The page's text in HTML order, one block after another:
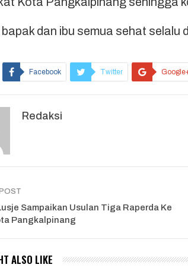
bapak dan ibu semua sehat selalu
Facebook Twitter
Redaksi
Sampaikan Usulan Tiga Raperda Ke
Pangkalpinang
ALSO LIKE